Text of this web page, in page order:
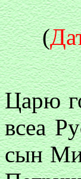
(
Царю
всеа
сын